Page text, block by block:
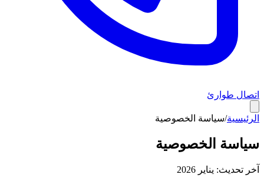
اتصال طوارئ
الرئيسية/سياسة الخصوصية
سياسة الخصوصية
آخر تحديث: يناير 2026